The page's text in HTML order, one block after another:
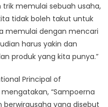
memulai sebuah usaha,
tidak boleh takut untuk
memulai dengan mencari
harus yakin dan
produk yang kita punya.”
Principal of
“Sampoerna
yang disebut